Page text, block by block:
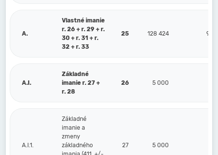
A.
Vlastné imanie
r. 26 + r. 29 + r.
30 + r. 31 + r.
32 + r. 33
25 128 424 98
A.I.
Základné
imanie r. 27 +
r. 28
26 5 000
A.I.1.
Základné
imanie a
zmeny
základného
27 5 000